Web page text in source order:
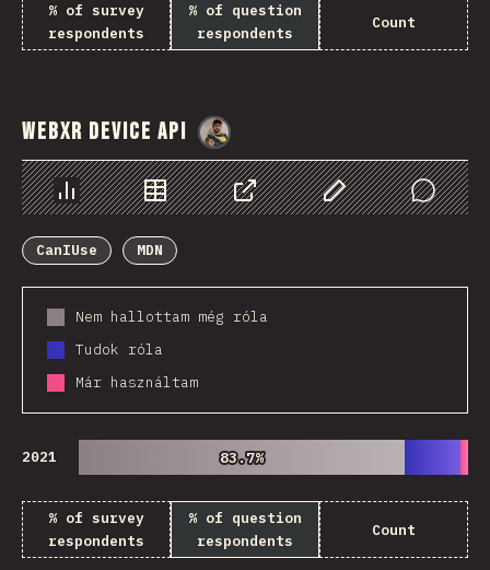
% of survey
respondents
% of question
respondents
Count
WebXR Device API
Diagramok Adatok MegosztásCustomize Data
Comments
CanIUse
MDN
Nem hallottam még róla
Tudok róla
Már használtam
2021 83.7%
83.7%
% of survey
respondents
% of question
respondents
Count